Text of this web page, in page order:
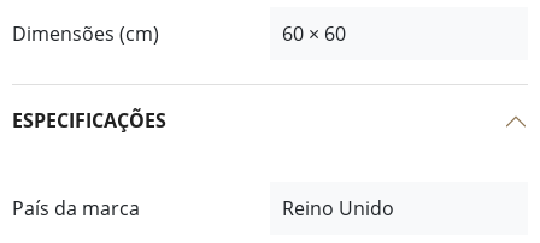
Dimensões (cm) 60 × 60
ESPECIFICAÇÕES
País da marca Reino Unido